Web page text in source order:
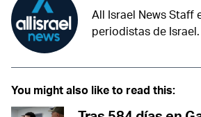
All Israel News Staff
periodistas de Israel.
You might also like to read this: